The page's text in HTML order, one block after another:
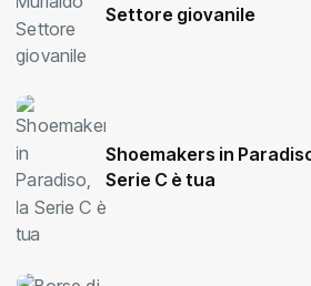
Settore giovanile
Shoemakers in
Serie C è tua